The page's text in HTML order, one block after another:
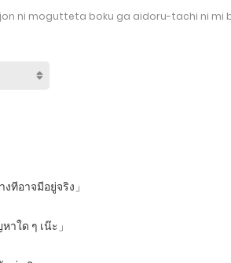
ni mogutteta boku ga aidoru-tachi ni
ทีอาจมีอยู่จริง」
ใด ๆ เน๊ะ」